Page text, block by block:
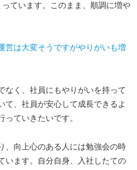
ています。このまま、順調に増や
営は大変そうですがやりがいも増
なく、社員にもやりがいを持って
て、社員が安心して成長できるよ
っていきたいです。
、向上心のある人には勉強会の時
います。自分自身、入社したての